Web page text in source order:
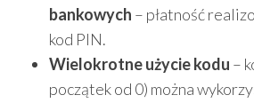
bankowych – płatność
kod PIN.
Wielokrotne użycie kodu –
początek od 0) można